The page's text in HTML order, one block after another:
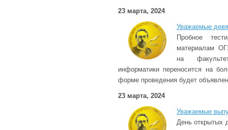
23 марта, 2024
Уважаемые
Пробное
материалам
на
информатики переносится на
форме проведения будет
23 марта, 2024
Уважаемые
День открытых